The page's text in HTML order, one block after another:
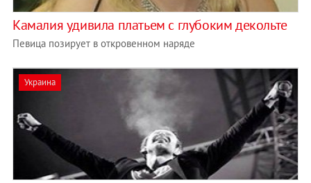
Камалия удивила платьем с глубоким декольте
Певица позирует в откровенном наряде
Украина